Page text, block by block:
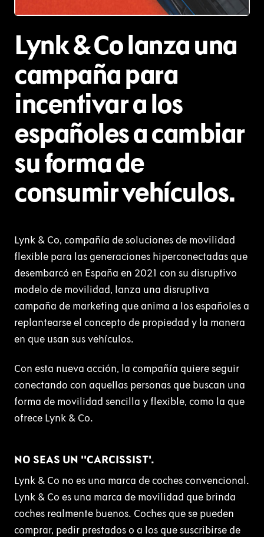
Lynk & Co lanza una
campaña para
incentivar a los
españoles a cambiar
su forma de
consumir vehículos.
Lynk & Co, compañía de soluciones de movilidad
flexible para las generaciones hiperconectadas que
desembarcó en España en 2021 con su disruptivo
modelo de movilidad, lanza una disruptiva
campaña de marketing que anima a los españoles a
replantearse el concepto de propiedad y la manera
en que usan sus vehículos.
Con esta nueva acción, la compañía quiere seguir
conectando con aquellas personas que buscan una
forma de movilidad sencilla y flexible, como la que
ofrece Lynk & Co.
NO SEAS UN ''CARCISSIST'.
Lynk & Co no es una marca de coches convencional.
Lynk & Co es una marca de movilidad que brinda
coches realmente buenos. Coches que se pueden
comprar, pedir prestados o a los que suscribirse de